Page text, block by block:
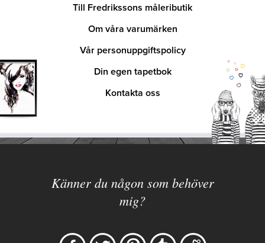
Till Fredrikssons måleributik
Om våra varumärken
Vår personuppgiftspolicy
Din egen tapetbok
Kontakta oss
Känner du någon som behöver
mig?